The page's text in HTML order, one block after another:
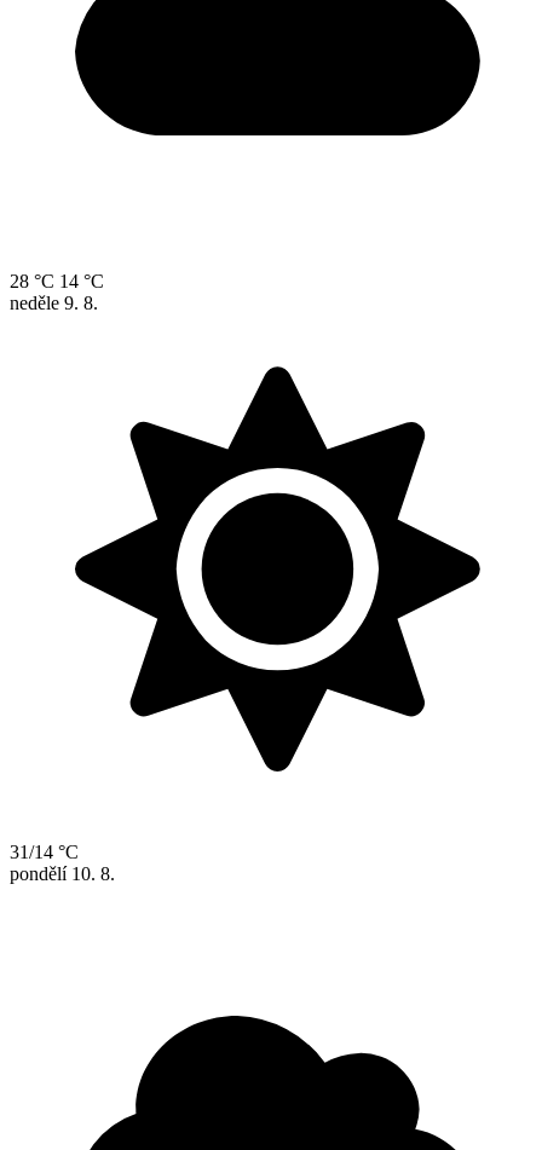
28 °C 14 °C
neděle 9. 8.
31/14 °C
pondělí 10. 8.